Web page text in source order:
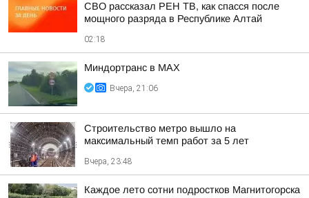
СВО рассказал РЕН ТВ, как спасся после
мощного разряда в Республике Алтай
02:18
Миндортранс в MAX
Вчера, 21:06
Строительство метро вышло на
максимальный темп работ за 5 лет
Вчера, 23:48
Каждое лето сотни подростков Магнитогорска